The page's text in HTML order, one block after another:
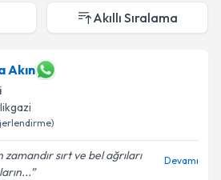
Akıllı Sıralama
Akın
sırt ve bel ağrıları
Devamı